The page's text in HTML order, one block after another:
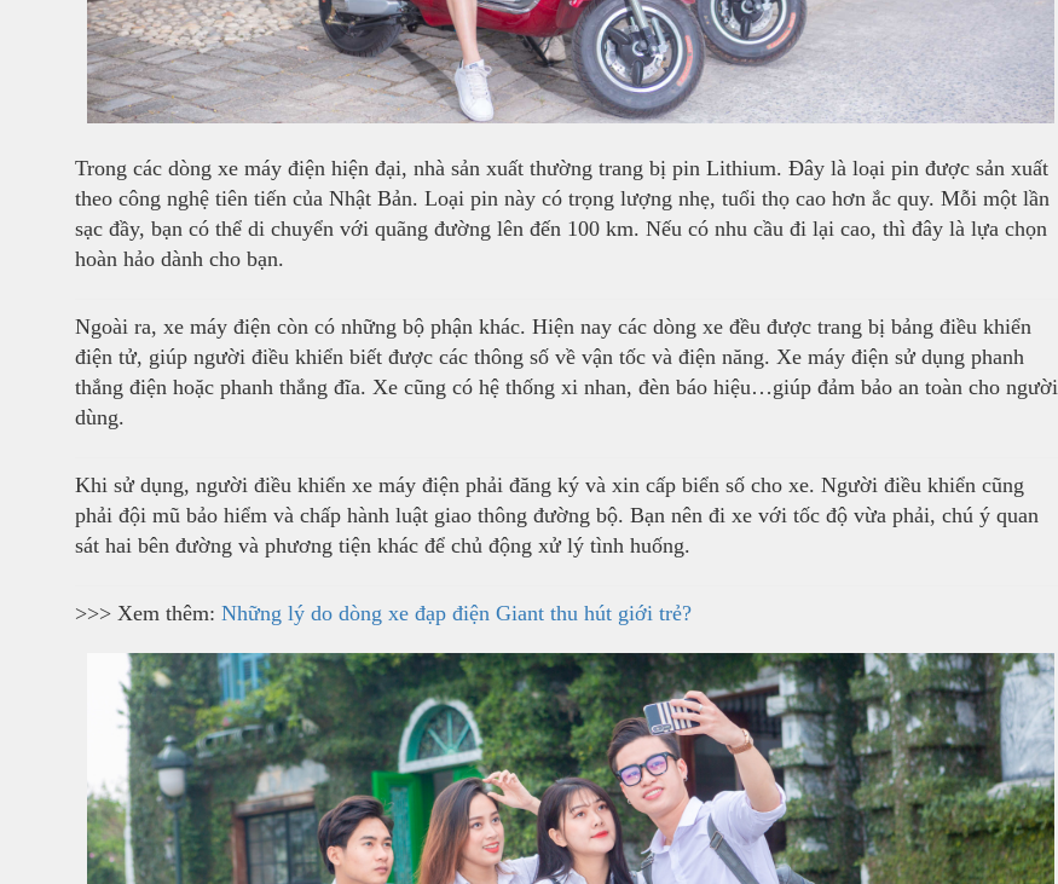
Trong các dòng xe máy điện hiện đại, nhà sản xuất thường trang bị pin Lithium. Đây là loại pin được sản xuất
theo công nghệ tiên tiến của Nhật Bản. Loại pin này có trọng lượng nhẹ, tuổi thọ cao hơn ắc quy. Mỗi một lần
sạc đầy, bạn có thể di chuyển với quãng đường lên đến 100 km. Nếu có nhu cầu đi lại cao, thì đây là lựa chọn
hoàn hảo dành cho bạn.
Ngoài ra, xe máy điện còn có những bộ phận khác. Hiện nay các dòng xe đều được trang bị bảng điều khiển
điện tử, giúp người điều khiển biết được các thông số về vận tốc và điện năng. Xe máy điện sử dụng phanh
thắng điện hoặc phanh thắng đĩa. Xe cũng có hệ thống xi nhan, đèn báo hiệu…giúp đảm bảo an toàn cho người
dùng.
Khi sử dụng, người điều khiển xe máy điện phải đăng ký và xin cấp biển số cho xe. Người điều khiển cũng
phải đội mũ bảo hiểm và chấp hành luật giao thông đường bộ. Bạn nên đi xe với tốc độ vừa phải, chú ý quan
sát hai bên đường và phương tiện khác để chủ động xử lý tình huống.
>>> Xem thêm: Những lý do dòng xe đạp điện Giant thu hút giới trẻ?